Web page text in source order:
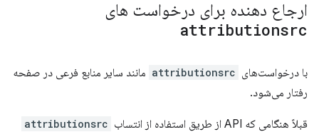
ارجاع دهنده برای درخواست های
attributionsrc
با درخواست‌های attributionsrc مانند سایر منابع فرعی در صفحه
رفتار می‌شود.
قبلاً هنگامی که API از طریق استفاده از انتساب attributionsrc